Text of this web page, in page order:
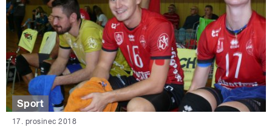
Sport
17. prosinec 2018